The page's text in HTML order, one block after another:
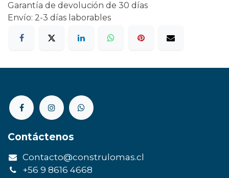
Garantía de devolución de 30 días
Envío: 2-3 días laborables
Contáctenos
Contacto@construlomas.cl
+56 9 8616 4668